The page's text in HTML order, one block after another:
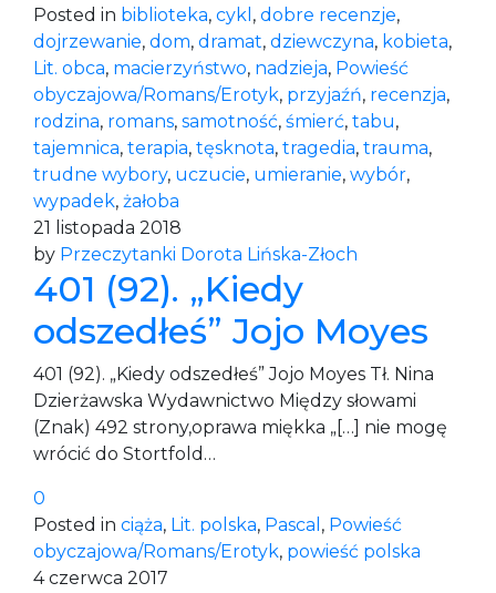
Posted in biblioteka, cykl , dobre recenzje,
dojrzewanie, dom, dramat, dziewczyna, kobieta,
Lit. obca, macierzyństwo, nadzieja, Powieść
obyczajowa/Romans/Erotyk, przyjaźń, recenzja,
rodzina, romans, samotność, śmierć, tabu,
tajemnica, terapia, tęsknota, tragedia, trauma,
trudne wybory, uczucie, umieranie, wybór,
wypadek, żałoba
21 listopada 2018
by Przeczytanki Dorota Lińska-Złoch
401 (92). „Kiedy
odszedłeś” Jojo Moyes
401 (92). „Kiedy odszedłeś” Jojo Moyes Tł. Nina
Dzierżawska Wydawnictwo Między słowami
(Znak) 492 strony,oprawa miękka „[…] nie mogę
wrócić do Stortfold…
0
Posted in ciąża, Lit. polska, Pascal , Powieść
obyczajowa/Romans/Erotyk, powieść polska
4 czerwca 2017